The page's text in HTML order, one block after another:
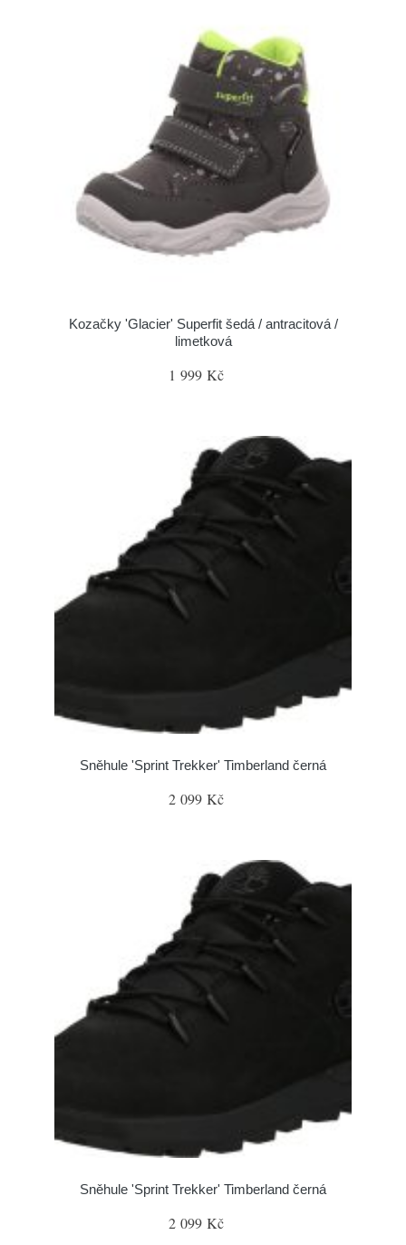
Kozačky 'Glacier' Superfit šedá / antracitová /
limetková
1 999 Kč
Sněhule 'Sprint Trekker' Timberland černá
2 099 Kč
Sněhule 'Sprint Trekker' Timberland černá
2 099 Kč